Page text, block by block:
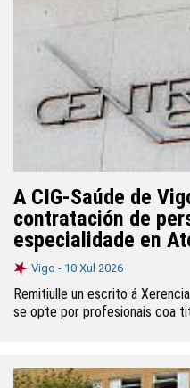
A CIG-Saúde de
contratación de
especialidade en
Vigo - 10 Xul 2026
Remitiulle un escrito á
se opte por profesionais coa